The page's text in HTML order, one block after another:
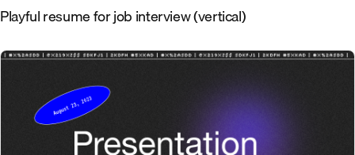
Playful resume for job interview (vertical)